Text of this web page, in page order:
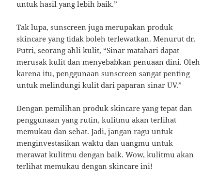
untuk hasil yang lebih baik.”
Tak lupa, sunscreen juga merupakan produk
skincare yang tidak boleh terlewatkan. Menurut dr.
Putri, seorang ahli kulit, “Sinar matahari dapat
merusak kulit dan menyebabkan penuaan dini. Oleh
karena itu, penggunaan sunscreen sangat penting
untuk melindungi kulit dari paparan sinar UV.”
Dengan pemilihan produk skincare yang tepat dan
penggunaan yang rutin, kulitmu akan terlihat
memukau dan sehat. Jadi, jangan ragu untuk
menginvestasikan waktu dan uangmu untuk
merawat kulitmu dengan baik. Wow, kulitmu akan
terlihat memukau dengan skincare ini!